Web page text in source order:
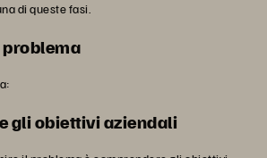
di queste fasi.
gli obiettivi aziendali